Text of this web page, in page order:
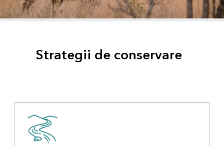
Strategii de conservare